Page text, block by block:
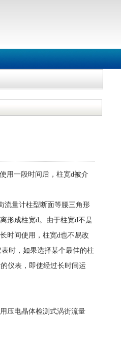
用一段时间后，柱宽d被介
流量计柱型断面等腰三角形
形成柱宽d。由于柱宽d不是
时间使用，柱宽d也不易改
时，如果选择某个最佳的柱
仪表，即使经过长时间运
压电晶体检测式涡街流量